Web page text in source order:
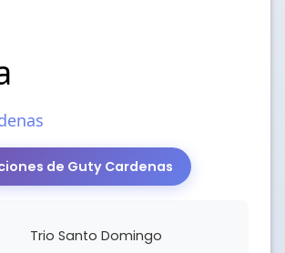
de Guty Cardenas
Trio Santo Domingo